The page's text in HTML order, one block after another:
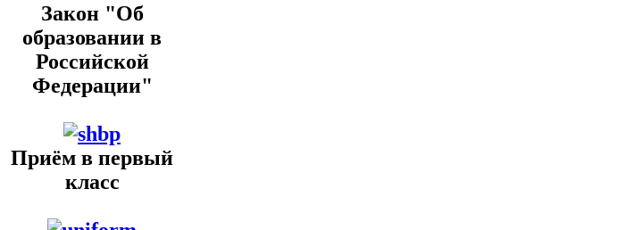
Закон "Об
образовании в
Российской
Федерации"
Приём в первый
класс